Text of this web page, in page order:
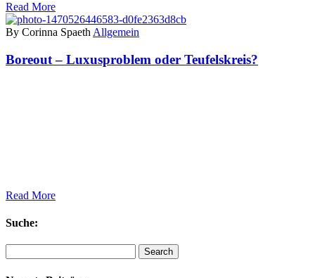
Read More
By Corinna Spaeth Allgemein
Boreout – Luxusproblem oder Teufelskreis?
Read More
Suche:
Search